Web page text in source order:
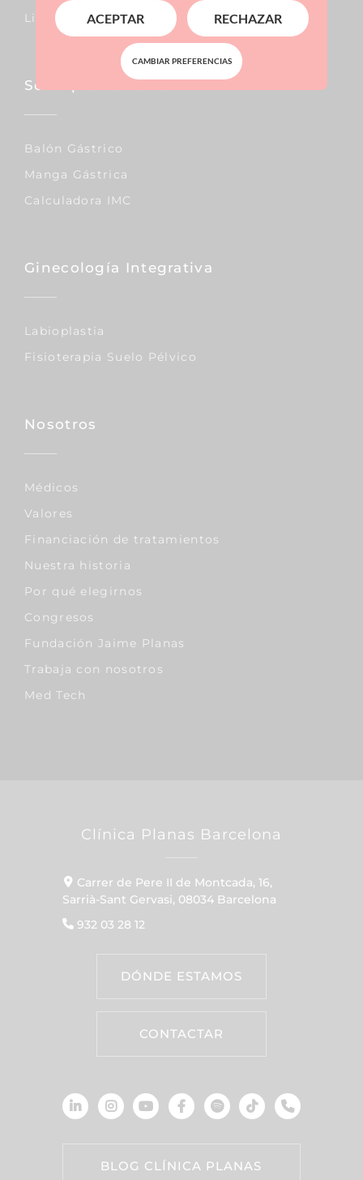
Liposucción
Sobrepeso & Obesidad
Balón Gástrico
Manga Gástrica
Calculadora IMC
Ginecología Integrativa
Labioplastia
Fisioterapia Suelo Pélvico
Nosotros
Médicos
Valores
Financiación de tratamientos
Nuestra historia
Por qué elegirnos
Congresos
Fundación Jaime Planas
Trabaja con nosotros
Med Tech
Clínica Planas Barcelona
Carrer de Pere II de Montcada, 16,
Sarrià-Sant Gervasi, 08034 Barcelona
932 03 28 12
DÓNDE ESTAMOS
CONTACTAR
BLOG CLÍNICA PLANAS
ACEPTAR RECHAZAR
CAMBIAR PREFERENCIAS